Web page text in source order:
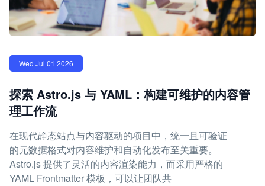
Wed Jul 01 2026
探索 Astro.js 与 YAML：构建可维护的内容管
理工作流
在现代静态站点与内容驱动的项目中，统一且可验证
的元数据格式对内容维护和自动化发布至关重要。
Astro.js 提供了灵活的内容渲染能力，而采用严格的
YAML Frontmatter 模板，可以让团队共